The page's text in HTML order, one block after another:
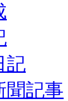
記
聞記事